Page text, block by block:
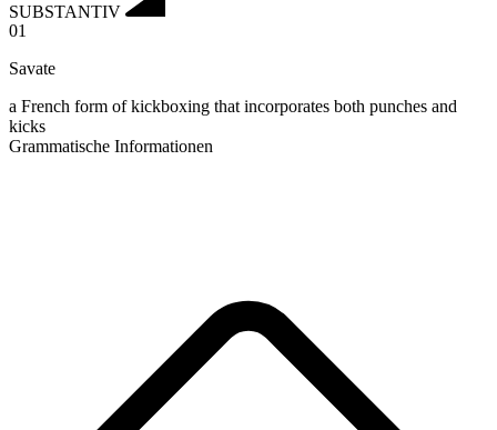
SUBSTANTIV
01
Savate
a French form of kickboxing that incorporates both punches and
kicks
Grammatische Informationen